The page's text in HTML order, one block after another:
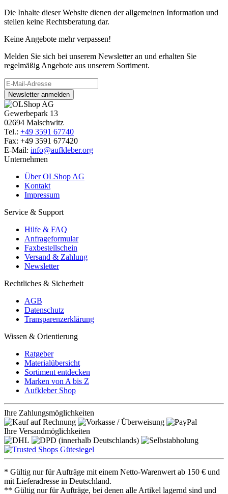
Die Inhalte dieser Website dienen der allgemeinen Information und
stellen keine Rechtsberatung dar.
Keine Angebote mehr verpassen!
Melden Sie sich bei unserem Newsletter an und erhalten Sie
regelmäßig Angebote aus unserem Sortiment.
Newsletter anmelden
Gewerbepark 13
02694 Malschwitz
Tel.: +49 3591 67740
Fax: +49 3591 677420
E-Mail: info@aufkleber.org
Unternehmen
Über OLShop AG
Kontakt
Impressum
Service & Support
Hilfe & FAQ
Anfrageformular
Faxbestellschein
Versand & Zahlung
Newsletter
Rechtliches & Sicherheit
AGB
Datenschutz
Transparenzerklärung
Wissen & Orientierung
Ratgeber
Materialübersicht
Sortiment entdecken
Marken von A bis Z
Aufkleber Shop
Ihre Zahlungsmöglichkeiten
Ihre Versandmöglichkeiten
* Gültig nur für Aufträge mit einem Netto-Warenwert ab 150 € und
mit Lieferadresse in Deutschland.
** Gültig nur für Aufträge, bei denen alle Artikel lagernd sind und